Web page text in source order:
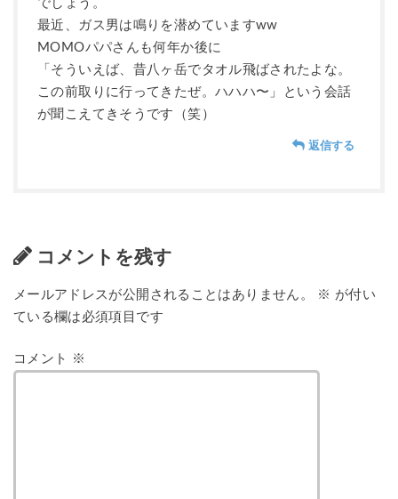
でしょう。
最近、ガス男は鳴りを潜めていますww
MOMOパパさんも何年か後に
「そういえば、昔八ヶ岳でタオル飛ばされたよな。
この前取りに行ってきたぜ。ハハハ〜」という会話
が聞こえてきそうです（笑）
返信する
コメントを残す
メールアドレスが公開されることはありません。 ※ が付い
ている欄は必須項目です
コメント ※